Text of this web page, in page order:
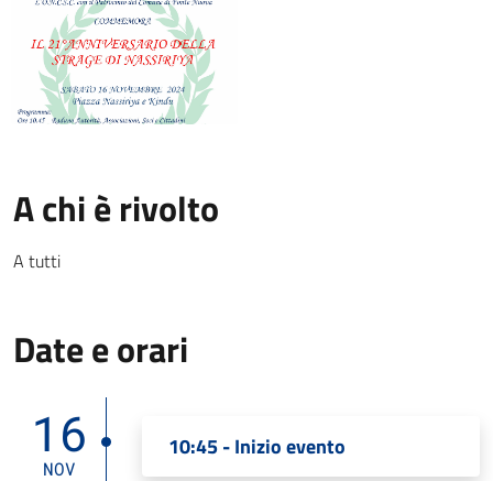
A chi è rivolto
A tutti
Date e orari
16
NOV
10:45 - Inizio evento